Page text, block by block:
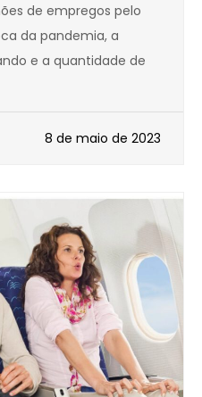
de empregos pelo
da pandemia, a
e a quantidade de
8 de maio de 2023